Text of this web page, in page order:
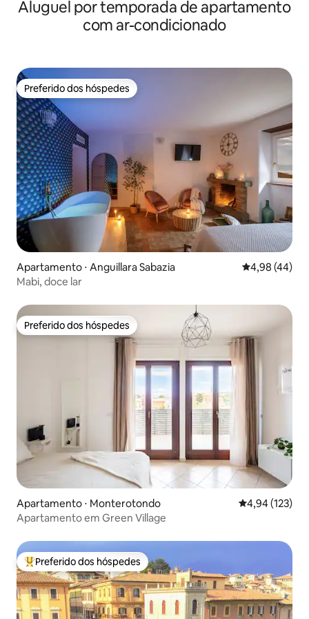
Aluguel por temporada de apartamento
com ar-condicionado
Preferido dos hóspedes
Preferido dos hóspedes
Apartamento ⋅ Anguillara Sabazia 4,98 de uma
4,98 (44)
Mabi, doce lar
Preferido dos hóspedes
Preferido dos hóspedes
Apartamento ⋅ Monterotondo 4,94 de uma
4,94 (123)
Apartamento em Green Village
Entre os melhores preferidos dos hóspedes
Preferido dos hóspedes